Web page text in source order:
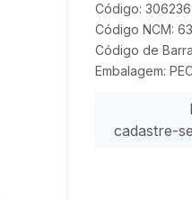
Código: 306236
Código NCM:
Código de
Embalagem:
cadastre-